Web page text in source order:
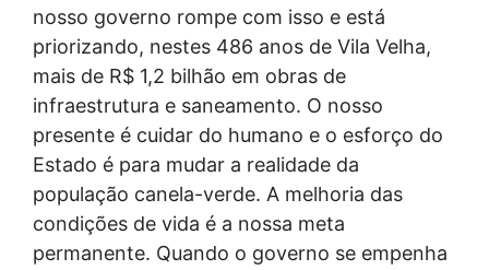
nosso governo rompe com isso e está
priorizando, nestes 486 anos de Vila Velha,
mais de R$ 1,2 bilhão em obras de
infraestrutura e saneamento. O nosso
presente é cuidar do humano e o esforço do
Estado é para mudar a realidade da
população canela-verde. A melhoria das
condições de vida é a nossa meta
permanente. Quando o governo se empenha